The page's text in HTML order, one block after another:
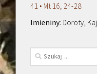
41 • Mt 16, 24-28
Doroty,
Szukaj: